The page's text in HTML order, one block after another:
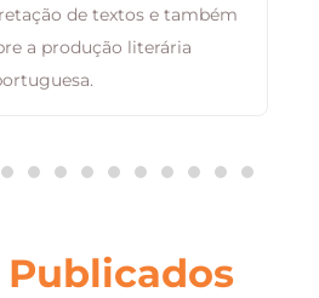
de textos e também
a produção literária